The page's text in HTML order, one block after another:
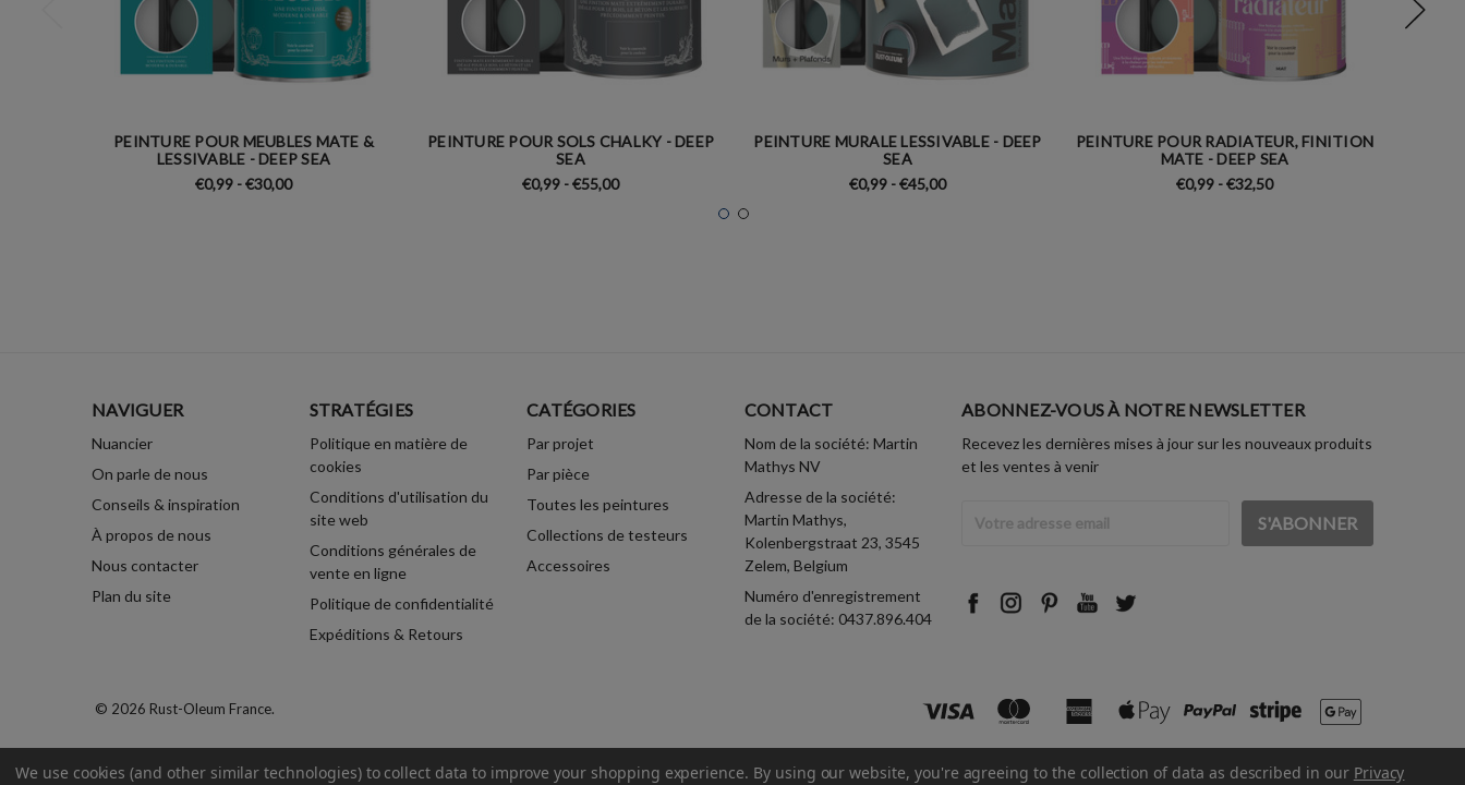
PEINTURE POUR MEUBLES MATE &
LESSIVABLE - DEEP SEA
€0,99 - €30,00
PEINTURE POUR SOLS CHALKY - DEEP
SEA
€0,99 - €55,00
PEINTURE MURALE LESSIVABLE - DEEP
SEA
€0,99 - €45,00
PEINTURE POUR RADIATEUR, FINITION
MATE - DEEP SEA
€0,99 - €32,50
NAVIGUER
Nuancier
On parle de nous
Conseils & inspiration
À propos de nous
Nous contacter
Plan du site
STRATÉGIES
Politique en matière de
cookies
Conditions d'utilisation du
site web
Conditions générales de
vente en ligne
Politique de confidentialité
Expéditions & Retours
CATÉGORIES
Par projet
Par pièce
Toutes les peintures
Collections de testeurs
Accessoires
CONTACT
Nom de la société: Martin
Mathys NV
Adresse de la société:
Martin Mathys,
Kolenbergstraat 23, 3545
Zelem, Belgium
Numéro d'enregistrement
de la société: 0437.896.404
ABONNEZ-VOUS À NOTRE NEWSLETTER
Recevez les dernières mises à jour sur les nouveaux produits
et les ventes à venir
Email
© 2026 Rust-Oleum France.
We use cookies (and other similar technologies) to collect data to improve your shopping experience. By using our website, you're agreeing to the collection of data as described in our Privacy